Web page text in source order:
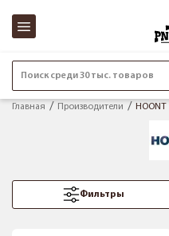
Поиск среди 30 тыс. товаров
Главная Производители HOONT
Фильтры